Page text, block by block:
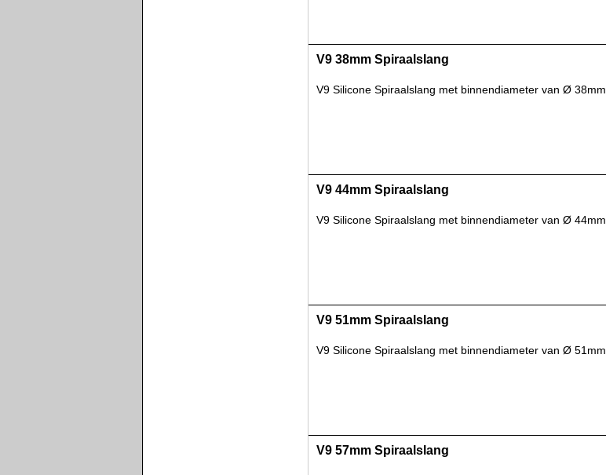
V9 38mm Spiraalslang
V9 Silicone Spiraalslang met binnendiameter van Ø 38mm.
V9 44mm Spiraalslang
V9 Silicone Spiraalslang met binnendiameter van Ø 44mm.
V9 51mm Spiraalslang
V9 Silicone Spiraalslang met binnendiameter van Ø 51mm.
V9 57mm Spiraalslang